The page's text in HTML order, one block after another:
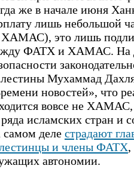
же в начале июня
лишь небольшой
ХАМАС), это лишь
ФАТХ и ХАМАС. На
Мухаммад
новостей», что
вовсе не
исламских стран и
деле страдают
и члены ФАТХ,
автономии.